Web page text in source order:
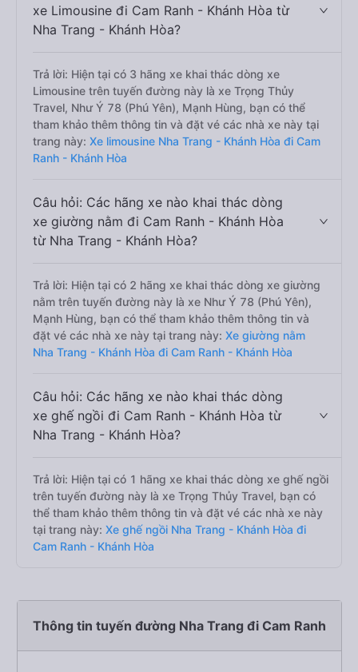
xe Limousine đi Cam Ranh - Khánh Hòa từ
Nha Trang - Khánh Hòa?
Trả lời: Hiện tại có 3 hãng xe khai thác dòng xe
Limousine trên tuyến đường này là xe Trọng Thủy
Travel, Như Ý 78 (Phú Yên), Mạnh Hùng, bạn có thể
tham khảo thêm thông tin và đặt vé các nhà xe này tại
trang này: Xe limousine Nha Trang - Khánh Hòa đi Cam
Ranh - Khánh Hòa
Câu hỏi: Các hãng xe nào khai thác dòng
xe giường nằm đi Cam Ranh - Khánh Hòa
từ Nha Trang - Khánh Hòa?
Trả lời: Hiện tại có 2 hãng xe khai thác dòng xe giường
nằm trên tuyến đường này là xe Như Ý 78 (Phú Yên),
Mạnh Hùng, bạn có thể tham khảo thêm thông tin và
đặt vé các nhà xe này tại trang này: Xe giường nằm
Nha Trang - Khánh Hòa đi Cam Ranh - Khánh Hòa
Câu hỏi: Các hãng xe nào khai thác dòng
xe ghế ngồi đi Cam Ranh - Khánh Hòa từ
Nha Trang - Khánh Hòa?
Trả lời: Hiện tại có 1 hãng xe khai thác dòng xe ghế ngồi
trên tuyến đường này là xe Trọng Thủy Travel, bạn có
thể tham khảo thêm thông tin và đặt vé các nhà xe này
tại trang này: Xe ghế ngồi Nha Trang - Khánh Hòa đi
Cam Ranh - Khánh Hòa
Thông tin tuyến đường Nha Trang đi Cam Ranh